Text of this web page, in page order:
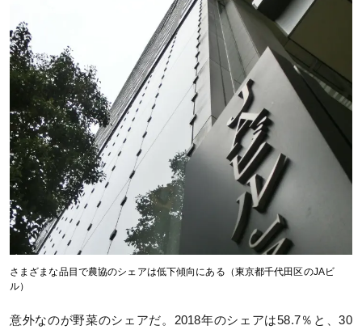
さまざまな品目で農協のシェアは低下傾向にある（東京都千代田区のJAビ
ル）
意外なのが野菜のシェアだ。2018年のシェアは58.7％と、30